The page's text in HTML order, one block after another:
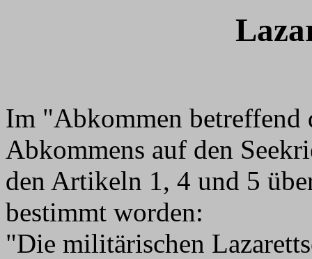
Im "Abkommen betreffend
Abkommens auf den
den Artikeln 1, 4 und 5
bestimmt worden:
"Die militärischen